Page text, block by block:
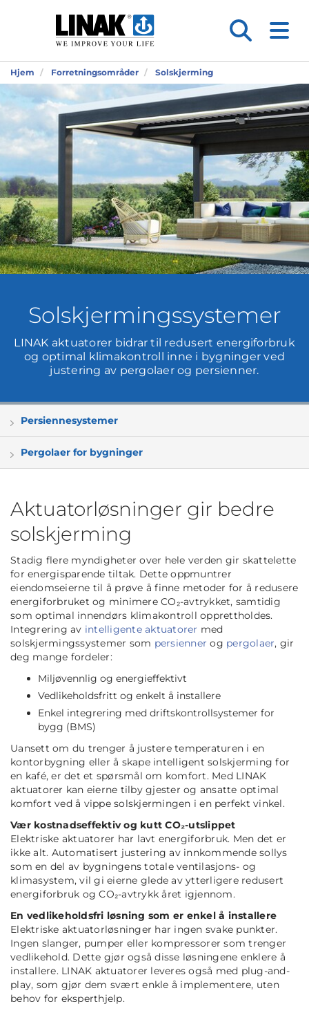
Hjem Forretningsområder Solskjerming
Solskjermingssystemer
LINAK aktuatorer bidrar til redusert energiforbruk
og optimal klimakontroll inne i bygninger ved
justering av pergolaer og persienner.
Persiennesystemer
Pergolaer for bygninger
Aktuatorløsninger gir bedre
solskjerming
Stadig flere myndigheter over hele verden gir skattelette
for energisparende tiltak. Dette oppmuntrer
eiendomseierne til å prøve å finne metoder for å redusere
energiforbruket og minimere CO₂-avtrykket, samtidig
som optimal innendørs klimakontroll opprettholdes.
Integrering av intelligente aktuatorer med
solskjermingssystemer som persienner og pergolaer, gir
deg mange fordeler:
Miljøvennlig og energieffektivt
Vedlikeholdsfritt og enkelt å installere
Enkel integrering med driftskontrollsystemer for
bygg (BMS)
Uansett om du trenger å justere temperaturen i en
kontorbygning eller å skape intelligent solskjerming for
en kafé, er det et spørsmål om komfort. Med LINAK
aktuatorer kan eierne tilby gjester og ansatte optimal
komfort ved å vippe solskjermingen i en perfekt vinkel.
Vær kostnadseffektiv og kutt CO₂-utslippet
Elektriske aktuatorer har lavt energiforbruk. Men det er
ikke alt. Automatisert justering av innkommende sollys
som en del av bygningens totale ventilasjons- og
klimasystem, vil gi eierne glede av ytterligere redusert
energiforbruk og CO₂-avtrykk året igjennom.
En vedlikeholdsfri løsning som er enkel å installere
Elektriske aktuatorløsninger har ingen svake punkter.
Ingen slanger, pumper eller kompressorer som trenger
vedlikehold. Dette gjør også disse løsningene enklere å
installere. LINAK aktuatorer leveres også med plug-and-
play, som gjør dem svært enkle å implementere, uten
behov for eksperthjelp.